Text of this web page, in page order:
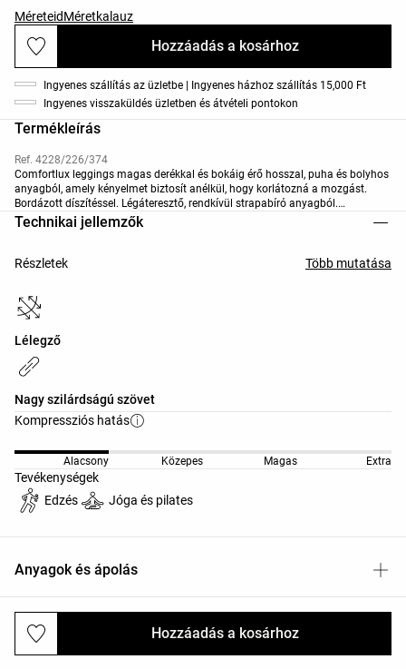
MéreteidMéretkalauz
Hozzáadás a kosárhoz
Hozzáadás a kosárhoz
Ingyenes szállítás az üzletbe | Ingyenes házhoz szállítás 15,000 Ft
Ingyenes visszaküldés üzletben és átvételi pontokon
Termékleírás
Ref. 4228/226/374
Comfortlux leggings magas derékkal és bokáig érő hosszal, puha és bolyhos
anyagból, amely kényelmet biztosít anélkül, hogy korlátozná a mozgást.
Bordázott díszítéssel. Légáteresztő, rendkívül strapabíró anyagból.
Elérhető 70 cm-es hosszban.
„Regular” hossz: 65 cm / 25,6 in
Technikai jellemzők
Részletek Több mutatása
Lélegző
Nagy szilárdságú szövet
Kompressziós hatás
Alacsony Közepes Magas Extra
Tevékenységek
Edzés
Jóga és pilates
Anyagok és ápolás
Kiszállítás és visszaküldés